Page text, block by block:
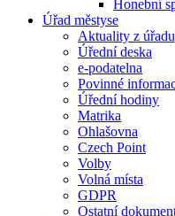
Honební
Úřad městyse
Aktuality z úřadu
Úřední deska
e-podatelna
Povinné
Úřední hodiny
Matrika
Ohlašovna
Czech Point
Volby
Volná místa
GDPR
Ostatní